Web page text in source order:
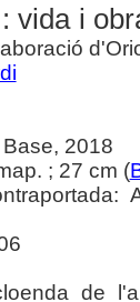
vida i
2018
; 27 cm (
de